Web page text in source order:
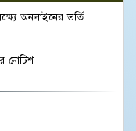
অনলাইনের ভর্তি
নোটিশ